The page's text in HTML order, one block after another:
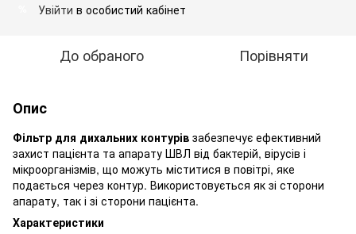
Увійти в особистий кабінет
До обраного Порівняти
Опис
Фільтр для дихальних контурів забезпечує ефективний
захист пацієнта та апарату ШВЛ від бактерій, вірусів і
мікроорганізмів, що можуть міститися в повітрі, яке
подається через контур. Використовується як зі сторони
апарату, так і зі сторони пацієнта.
Характеристики